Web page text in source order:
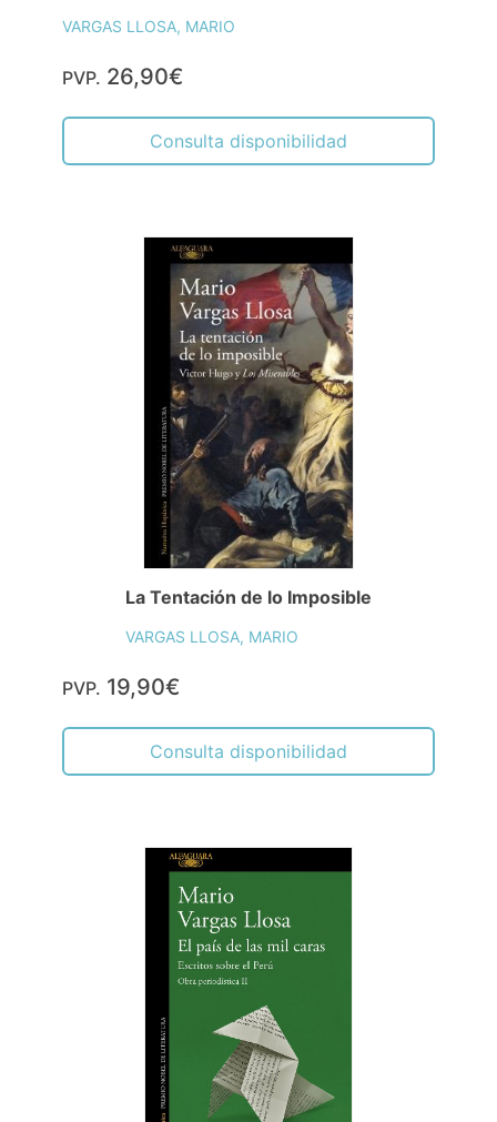
VARGAS LLOSA, MARIO
PVP. 26,90€
Consulta disponibilidad
La Tentación de lo Imposible
VARGAS LLOSA, MARIO
PVP. 19,90€
Consulta disponibilidad